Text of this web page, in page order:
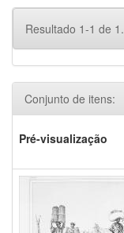
Resultado 1-1 de 1.
Conjunto de itens:
Pré-visualização